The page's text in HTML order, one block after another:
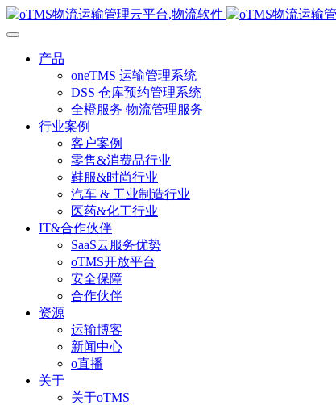
产品
oneTMS 运输管理系统
DSS 仓库预约管理系统
全橙服务 物流管理服务
行业案例
客户案例
零售&消费品行业
鞋服&时尚行业
汽车 & 工业制造行业
医药&化工行业
IT&合作伙伴
SaaS云服务优势
oTMS开放平台
安全保障
合作伙伴
资源
运输博客
新闻中心
o直播
关于
关于oTMS